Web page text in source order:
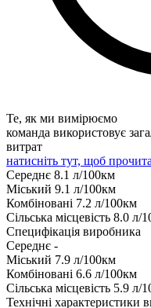
Те, як ми вимірюємо
команда використовує
витрат
натисніть тут, щоб
Середнє 8.1 л/100км
Міський 9.1 л/100км
Комбіновані 7.2 л/100км
Сільська місцевість 8.0 л/
Специфікація виробника
Середнє -
Міський 7.9 л/100км
Комбіновані 6.6 л/100км
Сільська місцевість 5.9 л/
Технічні характеристики